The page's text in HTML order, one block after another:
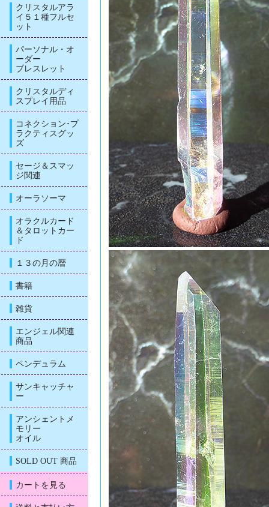
クリスタルアラ
イ５１種フルセ
ット
パーソナル・オ
ーダー
ブレスレット
クリスタルディ
スプレイ用品
コネクション･プ
ラクティスグッ
ズ
セージ＆スマッ
ジ関連
オーラソーマ
オラクルカード
＆タロットカー
ド
１３の月の暦
書籍
雑貨
エンジェル関連
商品
ペンデュラム
サンキャッチャ
ー
アンシェントメ
モリー
オイル
SOLD OUT 商品
カートを見る